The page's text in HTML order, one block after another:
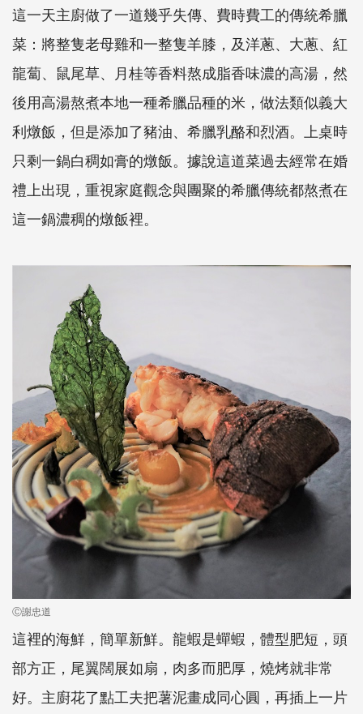
這一天主廚做了一道幾乎失傳、費時費工的傳統希臘
菜：將整隻老母雞和一整隻羊膝，及洋蔥、大蔥、紅
龍蔔、鼠尾草、月桂等香料熬成脂香味濃的高湯，然
後用高湯熬煮本地一種希臘品種的米，做法類似義大
利燉飯，但是添加了豬油、希臘乳酪和烈酒。上桌時
只剩一鍋白稠如膏的燉飯。據說這道菜過去經常在婚
禮上出現，重視家庭觀念與團聚的希臘傳統都熬煮在
這一鍋濃稠的燉飯裡。
Ⓒ謝忠道
這裡的海鮮，簡單新鮮。龍蝦是蟬蝦，體型肥短，頭
部方正，尾翼闊展如扇，肉多而肥厚，燒烤就非常
好。主廚花了點工夫把薯泥畫成同心圓，再插上一片